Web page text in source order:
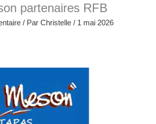
partenaires RFB
/ ParChristelle/ 1 mai 2026